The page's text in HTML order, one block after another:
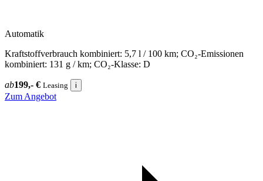
Automatik
Kraftstoffverbrauch kombiniert: 5,7 l / 100 km; CO₂-Emissionen
kombiniert: 131 g / km; CO₂-Klasse: D
ab199,- € Leasing i
Zum Angebot